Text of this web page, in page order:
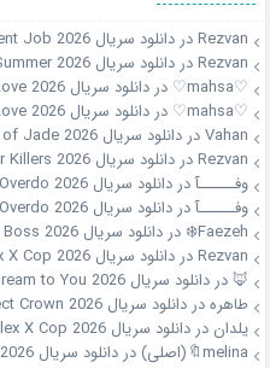
Rezvanدردانلود سریال The Apartment Job 2026
Rezvanدردانلود سریال Never-Ending Summer 2026
♡mahsa♡
دردانلود سریال Our Sticky Love 2026
♡mahsa♡
دردانلود سریال Our Sticky Love 2026
Vahanدردانلود سریال Pursuit of Jade 2026
Rezvanدردانلود سریال A Shop for Killers 2026
وفــــــآدردانلود سریال Overdo 2026
وفــــــآدردانلود سریال Overdo 2026
Faezeh❄️
دردانلود سریال My Bias, My Boss 2026
Rezvanدردانلود سریال Flex X Cop 2026
🦊دردانلود سریال Dream to You 2026
طاهرهدردانلود سریال Perfect Crown 2026
یلدان دردانلود سریال Flex X Cop 2026
melina🔖(اصلی)
دردانلود سریال Love Has Fireworks 2026